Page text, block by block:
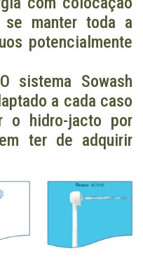
manter toda a
potencialmente
O sistema Sowash
a cada caso
o hidro-jacto por
ter de adquirir